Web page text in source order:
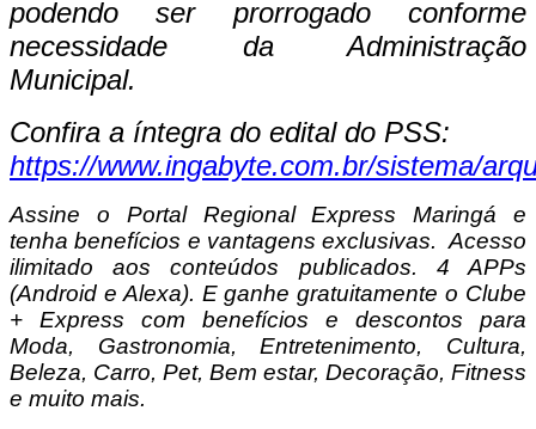
podendo ser prorrogado conforme
necessidade da Administração
Municipal.
Confira a íntegra do edital do PSS:
https://www.ingabyte.com.br/sistema/
Assine o Portal Regional Express Maringá e
tenha benefícios e vantagens exclusivas. Acesso
ilimitado aos conteúdos publicados. 4 APPs
(Android e Alexa). E ganhe gratuitamente o Clube
+ Express com benefícios e descontos para
Moda, Gastronomia, Entretenimento, Cultura,
Beleza, Carro, Pet, Bem estar, Decoração, Fitness
e muito mais.